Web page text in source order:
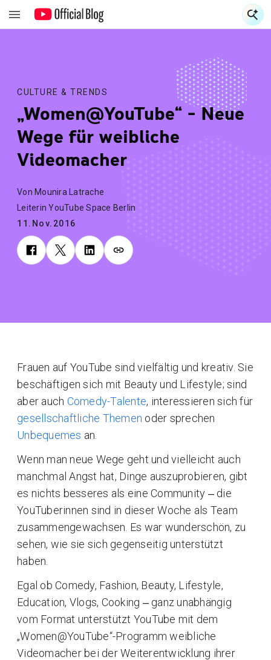
CULTURE & TRENDS
„Women@YouTube“ ‒ Neue
Wege für weibliche
Videomacher
Von Mounira Latrache
Leiterin YouTube Space Berlin
11.Nov.2016
Frauen auf YouTube sind vielfältig und kreativ. Sie
beschäftigen sich mit Beauty und Lifestyle; sind
aber auch Comedy-Talente, interessieren sich für
gesellschaftliche Themen oder sprechen
Unbequemes an.
Wenn man neue Wege geht und vielleicht auch
manchmal Angst hat, Dinge auszuprobieren, gibt
es nichts besseres als eine Community ‒ die
YouTuberinnen sind in dieser Woche als Team
zusammengewachsen. Es war wunderschön, zu
sehen, wie sie sich gegenseitig unterstützt
haben.
Egal ob Comedy, Fashion, Beauty, Lifestyle,
Education, Vlogs, Cooking ‒ ganz unabhängig
vom Format unterstützt YouTube mit dem
„Women@YouTube“-Programm weibliche
Videomacher bei der Weiterentwicklung ihrer